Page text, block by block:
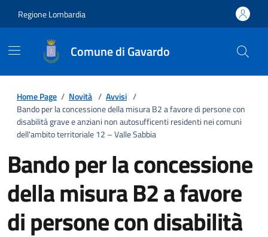
Regione Lombardia
Comune di Gavardo
Home Page / Novità / Avvisi /
Bando per la concessione della misura B2 a favore di persone con
disabilità grave e anziani non autosufficenti residenti nei comuni
dell'ambito territoriale 12 – Valle Sabbia
Bando per la concessione
della misura B2 a favore
di persone con disabilità